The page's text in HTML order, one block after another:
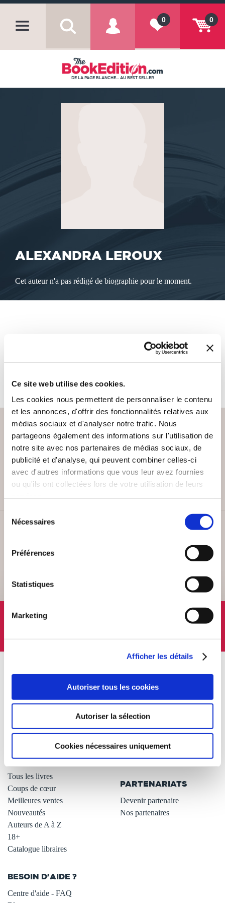
Ce site web utilise des cookies.
Les cookies nous permettent de personnaliser le contenu
et les annonces, d'offrir des fonctionnalités relatives aux
médias sociaux et d'analyser notre trafic. Nous
partageons également des informations sur l'utilisation de
notre site avec nos partenaires de médias sociaux, de
publicité et d'analyse, qui peuvent combiner celles-ci
avec d'autres informations que vous leur avez fournies
ou qu'ils ont collectées lors de votre utilisation de leurs
Nécessaires
Préférences
Statistiques
Marketing
Afficher les détails
Autoriser tous les cookies
Autoriser la sélection
Cookies nécessaires uniquement
0
0
DE LA PAGE BLANCHE... AU BEST SELLER
ALEXANDRA LEROUX
Cet auteur n'a pas rédigé de biographie pour le moment.
pour le moment.
PAIEMENT SÉCURISÉ
À PROPOS
L'auto-édition
Nos services aux auteurs
LIBRAIRIE
Tous les livres
Coups de cœur
Meilleures ventes
Nouveautés
Auteurs de A à Z
18+
Catalogue libraires
OFFRES
Remises quantités -42%
Avantages libraires -30%
Parrainage : partagez 5€
Programme de fidélité
.
PARTENARIATS
Devenir partenaire
Nos partenaires
BESOIN D'AIDE ?
Centre d'aide - FAQ